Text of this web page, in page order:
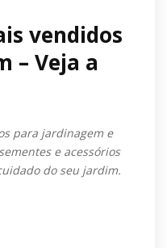
vendidos
– Veja a
para jardinagem e
e acessórios
do seu jardim.